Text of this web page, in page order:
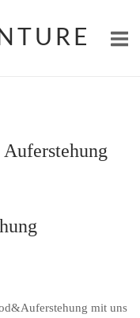
mit uns